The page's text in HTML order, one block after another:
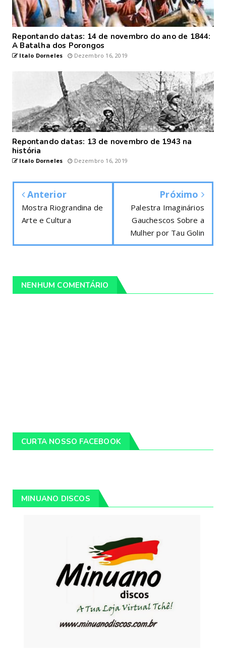
Repontando datas: 14 de novembro do ano de 1844:
A Batalha dos Porongos
Italo Dorneles Dezembro 16, 2019
Repontando datas: 13 de novembro de 1943 na
história
Italo Dorneles Dezembro 16, 2019
Anterior
Mostra Riograndina de
Arte e Cultura
Próximo
Palestra Imaginários
Gauchescos Sobre a
Mulher por Tau Golin
NENHUM COMENTÁRIO
CURTA NOSSO FACEBOOK
MINUANO DISCOS